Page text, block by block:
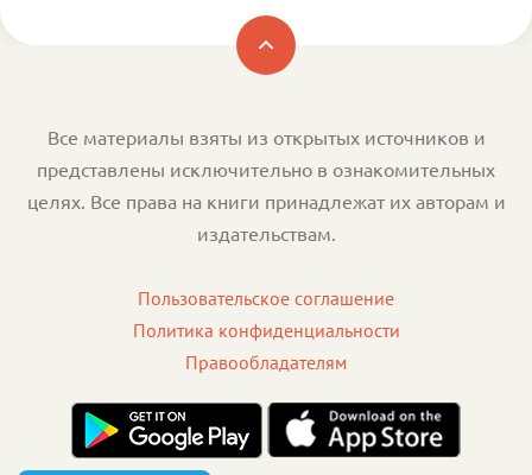
Все материалы взяты из открытых источников и
представлены исключительно в ознакомительных
целях. Все права на книги принадлежат их авторам и
издательствам.
Пользовательское соглашение
Политика конфиденциальности
Правообладателям